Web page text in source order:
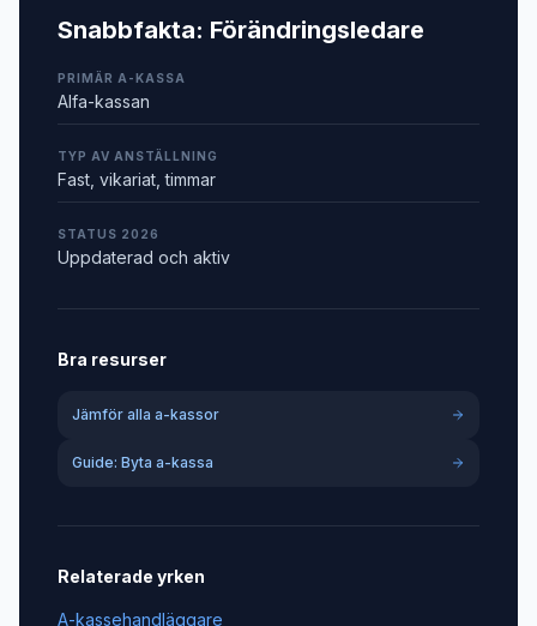
Snabbfakta: Förändringsledare
PRIMÄR A-KASSA
Alfa-kassan
TYP AV ANSTÄLLNING
Fast, vikariat, timmar
STATUS 2026
Uppdaterad och aktiv
Bra resurser
Jämför alla a-kassor
Guide: Byta a-kassa
Relaterade yrken
A-kassehandläggare